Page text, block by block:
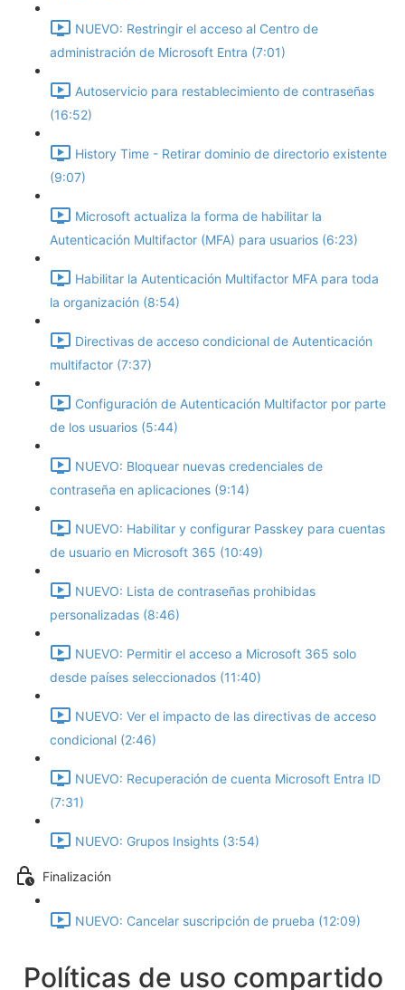
NUEVO: Restringir el acceso al Centro de
administración de Microsoft Entra (7:01)
Autoservicio para restablecimiento de contraseñas
(16:52)
History Time - Retirar dominio de directorio existente
(9:07)
Microsoft actualiza la forma de habilitar la
Autenticación Multifactor (MFA) para usuarios (6:23)
Habilitar la Autenticación Multifactor MFA para toda
la organización (8:54)
Directivas de acceso condicional de Autenticación
multifactor (7:37)
Configuración de Autenticación Multifactor por parte
de los usuarios (5:44)
NUEVO: Bloquear nuevas credenciales de
contraseña en aplicaciones (9:14)
NUEVO: Habilitar y configurar Passkey para cuentas
de usuario en Microsoft 365 (10:49)
NUEVO: Lista de contraseñas prohibidas
personalizadas (8:46)
NUEVO: Permitir el acceso a Microsoft 365 solo
desde países seleccionados (11:40)
NUEVO: Ver el impacto de las directivas de acceso
condicional (2:46)
NUEVO: Recuperación de cuenta Microsoft Entra ID
(7:31)
NUEVO: Grupos Insights (3:54)
Finalización
NUEVO: Cancelar suscripción de prueba (12:09)
Políticas de uso compartido